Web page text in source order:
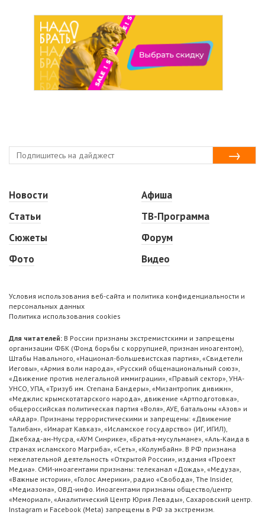
Новости
Статьи
Сюжеты
Фото
Афиша
ТВ-Программа
Форум
Видео
Условия использования веб-сайта и политика конфиденциальности и
персональных данных
Политика использования cookies
Для читателей: В России признаны экстремистскими и запрещены
организации ФБК (Фонд борьбы с коррупцией, признан иноагентом),
Штабы Навального, «Национал-большевистская партия», «Свидетели
Иеговы», «Армия воли народа», «Русский общенациональный союз»,
«Движение против нелегальной иммиграции», «Правый сектор», УНА-
УНСО, УПА, «Тризуб им. Степана Бандеры», «Мизантропик дивижн»,
«Меджлис крымскотатарского народа», движение «Артподготовка»,
общероссийская политическая партия «Воля», АУЕ, батальоны «Азов» и
«Айдар». Признаны террористическими и запрещены: «Движение
Талибан», «Имарат Кавказ», «Исламское государство» (ИГ, ИГИЛ),
Джебхад-ан-Нусра, «АУМ Синрике», «Братья-мусульмане», «Аль-Каида в
странах исламского Магриба», «Сеть», «Колумбайн». В РФ признана
нежелательной деятельность «Открытой России», издания «Проект
Медиа». СМИ-иноагентами признаны: телеканал «Дождь», «Медуза»,
«Важные истории», «Голос Америки», радио «Свобода», The Insider,
«Медиазона», ОВД-инфо. Иноагентами признаны общество/центр
«Мемориал», «Аналитический Центр Юрия Левады», Сахаровский центр.
Instagram и Facebook (Metа) запрещены в РФ за экстремизм.